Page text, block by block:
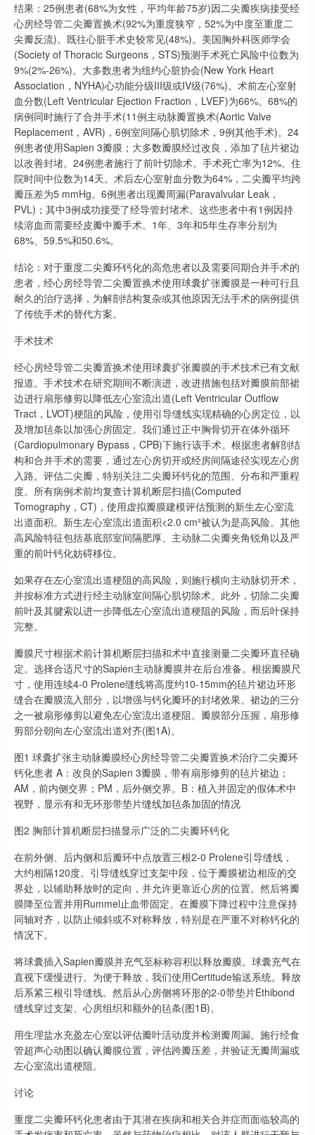
结果：25例患者(68%为女性，平均年龄75岁)因二尖瓣疾病接受经
心房经导管二尖瓣置换术(92%为重度狭窄，52%为中度至重度二
尖瓣反流)。既往心脏手术史较常见(48%)。美国胸外科医师学会
(Society of Thoracic Surgeons，STS)预测手术死亡风险中位数为
9%(2%-26%)。大多数患者为纽约心脏协会(New York Heart
Association，NYHA)心功能分级III级或IV级(76%)。术前左心室射
血分数(Left Ventricular Ejection Fraction，LVEF)为66%。68%的
病例同时施行了合并手术(11例主动脉瓣置换术(Aortic Valve
Replacement，AVR)，6例室间隔心肌切除术，9例其他手术)。24
例患者使用Sapien 3瓣膜；大多数瓣膜经过改良，添加了毡片裙边
以改善封堵。24例患者施行了前叶切除术。手术死亡率为12%。住
院时间中位数为14天。术后左心室射血分数为64%，二尖瓣平均跨
瓣压差为5 mmHg。6例患者出现瓣周漏(Paravalvular Leak，
PVL)；其中3例成功接受了经导管封堵术。这些患者中有1例因持
续溶血而需要经皮瓣中瓣手术。1年、3年和5年生存率分别为
68%、59.5%和50.6%。
结论：对于重度二尖瓣环钙化的高危患者以及需要同期合并手术的
患者，经心房经导管二尖瓣置换术使用球囊扩张瓣膜是一种可行且
耐久的治疗选择，为解剖结构复杂或其他原因无法手术的病例提供
了传统手术的替代方案。
手术技术
经心房经导管二尖瓣置换术使用球囊扩张瓣膜的手术技术已有文献
报道。手术技术在研究期间不断演进，改进措施包括对瓣膜前部裙
边进行扇形修剪以降低左心室流出道(Left Ventricular Outflow
Tract，LVOT)梗阻的风险，使用引导缝线实现精确的心房定位，以
及增加毡条以加强心房固定。我们通过正中胸骨切开在体外循环
(Cardiopulmonary Bypass，CPB)下施行该手术。根据患者解剖结
构和合并手术的需要，通过左心房切开或经房间隔途径实现左心房
入路。评估二尖瓣，特别关注二尖瓣环钙化的范围、分布和严重程
度。所有病例术前均复查计算机断层扫描(Computed
Tomography，CT)，使用虚拟瓣膜建模评估预测的新生左心室流
出道面积。新生左心室流出道面积<2.0 cm²被认为是高风险。其他
高风险特征包括基底部室间隔肥厚、主动脉二尖瓣夹角锐角以及严
重的前叶钙化妨碍移位。
如果存在左心室流出道梗阻的高风险，则施行横向主动脉切开术，
并按标准方式进行经主动脉室间隔心肌切除术。此外，切除二尖瓣
前叶及其腱索以进一步降低左心室流出道梗阻的风险，而后叶保持
完整。
瓣膜尺寸根据术前计算机断层扫描和术中直接测量二尖瓣环直径确
定。选择合适尺寸的Sapien主动脉瓣膜并在后台准备。根据瓣膜尺
寸，使用连续4-0 Prolene缝线将高度约10-15mm的毡片裙边环形
缝合在瓣膜流入部分，以增强与钙化瓣环的封堵效果。裙边的三分
之一被扇形修剪以避免左心室流出道梗阻。瓣膜部分压握，扇形修
剪部分朝向左心室流出道对齐(图1A)。
图1 球囊扩张主动脉瓣膜经心房经导管二尖瓣置换术治疗二尖瓣环
钙化患者 A：改良的Sapien 3瓣膜，带有扇形修剪的毡片裙边；
AM，前内侧交界；PM，后外侧交界。B：植入并固定的假体术中
视野，显示有和无环形带垫片缝线加毡条加固的情况
图2 胸部计算机断层扫描显示广泛的二尖瓣环钙化
在前外侧、后内侧和后瓣环中点放置三根2-0 Prolene引导缝线，
大约相隔120度。引导缝线穿过支架中段，位于瓣膜裙边相应的交
界处，以辅助释放时的定向，并允许更靠近心房的位置。然后将瓣
膜降至位置并用Rummel止血带固定。在瓣膜下降过程中注意保持
同轴对齐，以防止倾斜或不对称释放，特别是在严重不对称钙化的
情况下。
将球囊插入Sapien瓣膜并充气至标称容积以释放瓣膜。球囊充气在
直视下缓慢进行。为便于释放，我们使用Certitude输送系统。释放
后系紧三根引导缝线。然后从心房侧将环形的2-0带垫片Ethibond
缝线穿过支架、心房组织和额外的毡条(图1B)。
用生理盐水充盈左心室以评估瓣叶活动度并检测瓣周漏。施行经食
管超声心动图以确认瓣膜位置，评估跨瓣压差，并验证无瓣周漏或
左心室流出道梗阻。
讨论
重度二尖瓣环钙化患者由于其潜在疾病和相关合并症而面临较高的